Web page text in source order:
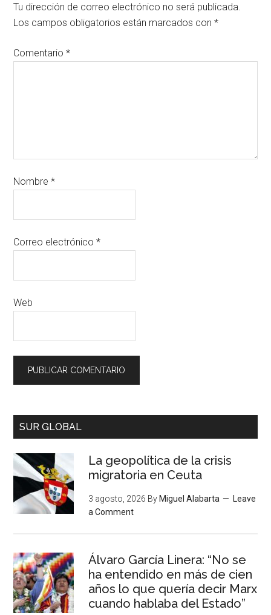
Tu dirección de correo electrónico no será publicada.
Los campos obligatorios están marcados con*
Comentario*
Nombre*
Correo electrónico*
Web
SUR GLOBAL
La geopolítica de la crisis
migratoria en Ceuta
3 agosto, 2026 ByMiguel Alabarta
Leave
a Comment
Álvaro García Linera: “No se
ha entendido en más de cien
años lo que quería decir Marx
cuando hablaba del Estado”